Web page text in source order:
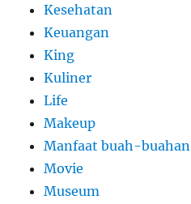
Kesehatan
Keuangan
King
Kuliner
Life
Makeup
Manfaat buah-buahan
Movie
Museum